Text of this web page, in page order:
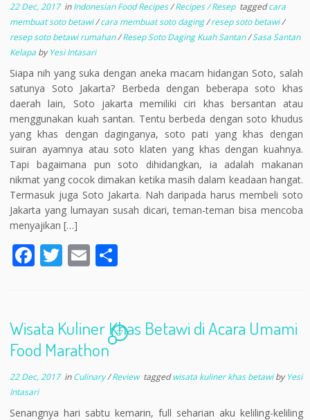
22 Dec, 2017inIndonesian Food Recipes/Recipes / Resep taggedcara
membuat soto betawi/cara membuat soto daging/resep soto betawi/
resep soto betawi rumahan/Resep Soto Daging Kuah Santan/Sasa Santan
Kelapa byYesi Intasari
Siapa nih yang suka dengan aneka macam hidangan Soto, salah
satunya Soto Jakarta? Berbeda dengan beberapa soto khas
daerah lain, Soto jakarta memiliki ciri khas bersantan atau
menggunakan kuah santan. Tentu berbeda dengan soto khudus
yang khas dengan daginganya, soto pati yang khas dengan
suiran ayamnya atau soto klaten yang khas dengan kuahnya.
Tapi bagaimana pun soto dihidangkan, ia adalah makanan
nikmat yang cocok dimakan ketika masih dalam keadaan hangat.
Termasuk juga Soto Jakarta. Nah daripada harus membeli soto
Jakarta yang lumayan susah dicari, teman-teman bisa mencoba
menyajikan […]
F
b
o
o
k
T
er
E
l e
Wisata Kuliner Khas Betawi di Acara Umami
Food Marathon
27
22 Dec, 2017inCulinary/Review taggedwisata kuliner khas betawibyYesi
Intasari
Senangnya hari sabtu kemarin, full seharian aku keliling-keliling